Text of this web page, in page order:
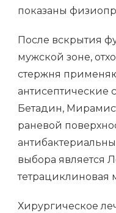
показаны
После вскрытия
мужской зоне,
стержня
антисептические
Бетадин,
раневой
выбора является
тетрациклиновая
Хирургическое